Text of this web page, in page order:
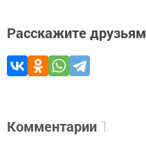
Расскажите друзьям
Комментарии 1